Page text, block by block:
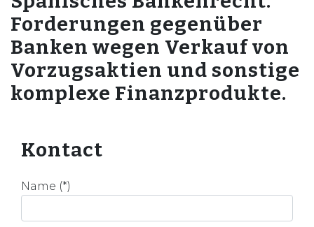
Forderungen gegenüber
Banken wegen Verkauf von
Vorzugsaktien und sonstige
komplexe Finanzprodukte.
Kontact
Name (*)